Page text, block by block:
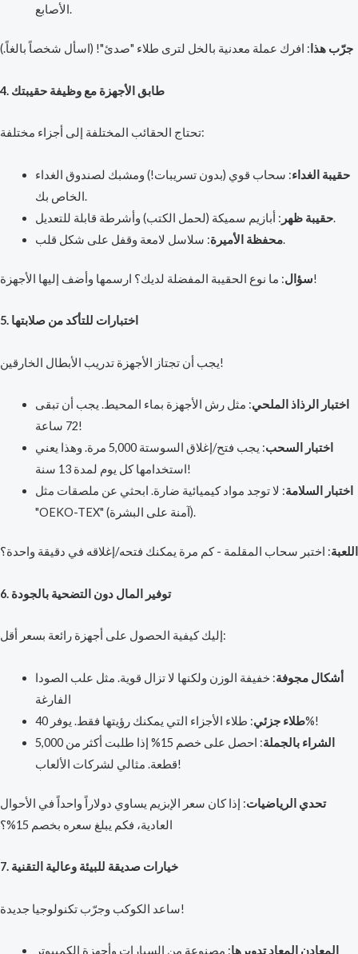
الأصابع.
جرّب هذا : افرك عملة معدنية بالخل لترى طلاء "صدئ"! (اسأل شخصاً بالغاً.)
4. طابق الأجهزة مع وظيفة حقيبتك
تحتاج الحقائب المختلفة إلى أجزاء مختلفة:
حقيبة الغداء: سحاب قوي (بدون تسريبات!) ومشبك لصندوق الغداء
الخاص بك.
حقيبة ظهر: أبازيم سميكة (لحمل الكتب) وأشرطة قابلة للتعديل.
محفظة الأميرة: سلاسل لامعة وقفل على شكل قلب.
سؤال: ما نوع الحقيبة المفضلة لديك؟ ارسمها وأضف إليها الأجهزة!
5. اختبارات للتأكد من صلابتها
يجب أن تجتاز الأجهزة تدريب الأبطال الخارقين!
اختبار الرذاذ الملحي: مثل رش الأجهزة بماء المحيط. يجب أن تبقى
72 ساعة!
اختبار السحب
: يجب فتح/إغلاق السوستة 5,000 مرة. وهذا يعني
استخدامها كل يوم لمدة 13 سنة!
اختبار السلامة: لا توجد مواد كيميائية ضارة. ابحثي عن ملصقات مثل
"OEKO-TEX" (آمنة على البشرة).
اللعبة: اختبر سحاب المقلمة - كم مرة يمكنك فتحه/إغلاقه في دقيقة واحدة؟
6. توفير المال دون التضحية بالجودة
إليك كيفية الحصول على أجهزة رائعة بسعر أقل:
أشكال مجوفة: خفيفة الوزن ولكنها لا تزال قوية. مثل علب الصودا
الفارغة
طلاء جزئي: طلاء الأجزاء التي يمكنك رؤيتها فقط. يوفر 40%!
الشراء بالجملة
: احصل على خصم 15% إذا طلبت أكثر من 5,000
قطعة. مثالي لشركات الألعاب!
تحدي الرياضيات: إذا كان سعر الإبزيم يساوي دولاراً واحداً في الأحوال
العادية، فكم يبلغ سعره بخصم 15%؟
7. خيارات صديقة للبيئة وعالية التقنية
ساعد الكوكب وجرّب تكنولوجيا جديدة!
المعادن المعاد تدويرها: مصنوعة من السيارات وأجهزة الكمبيوتر